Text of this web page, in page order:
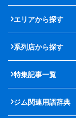
エリアから探す
系列店から探す
特集記事一覧
ジム関連用語辞典